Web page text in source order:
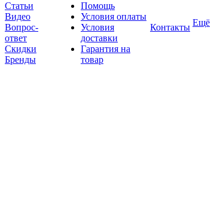
Статьи
Видео
Вопрос-
ответ
Скидки
Бренды
Помощь
Условия оплаты
Условия
доставки
Гарантия на
товар
Контакты Ещё